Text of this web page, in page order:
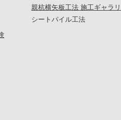
親杭横矢板工法 施工ギャラ
シートパイル工法